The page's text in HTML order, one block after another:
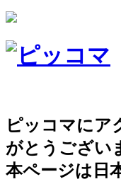
ピッコマにア
がとうござい
本ページは日